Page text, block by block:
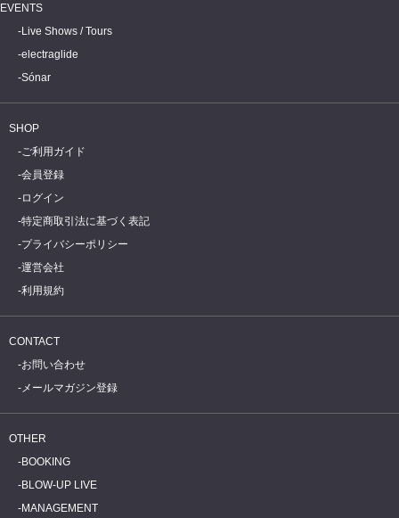
EVENTS
Live Shows / Tours
electraglide
Sónar
SHOP
ご利用ガイド
会員登録
ログイン
特定商取引法に基づく表記
プライバシーポリシー
運営会社
利用規約
CONTACT
お問い合わせ
メールマガジン登録
OTHER
BOOKING
BLOW-UP LIVE
MANAGEMENT